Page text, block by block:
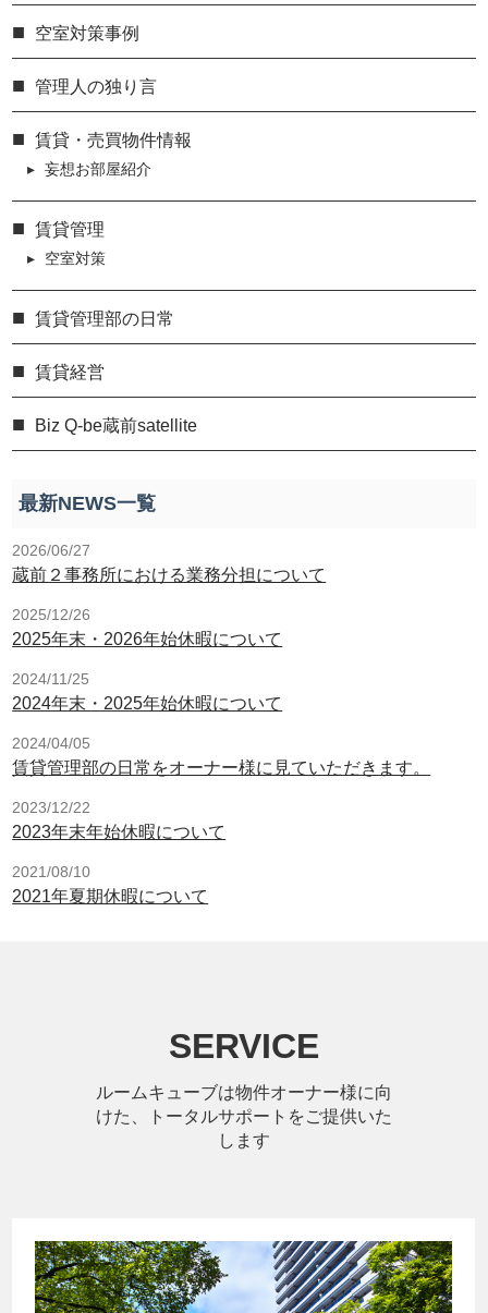
空室対策事例
管理人の独り言
賃貸・売買物件情報
妄想お部屋紹介
賃貸管理
空室対策
賃貸管理部の日常
賃貸経営
Biz Q-be蔵前satellite
最新NEWS一覧
2026/06/27
蔵前２事務所における業務分担について
2025/12/26
2025年末・2026年始休暇について
2024/11/25
2024年末・2025年始休暇について
2024/04/05
賃貸管理部の日常をオーナー様に見ていただきます。
2023/12/22
2023年末年始休暇について
2021/08/10
2021年夏期休暇について
SERVICE
ルームキューブは物件オーナー様に向
けた、トータルサポートをご提供いた
します